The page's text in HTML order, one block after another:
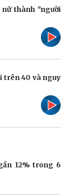
nữ thành "người
trên 40 và nguy
12% trong 6